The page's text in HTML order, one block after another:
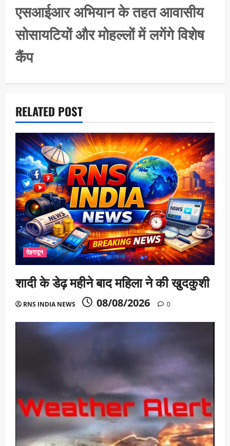
i
g
a
t
i
o
एसआईआर अभियान के तहत आवासीय
सोसायटियों और मोहल्लों में लगेंगे विशेष
कैंप
RELATED POST
देहरादून
शादी के डेढ़ महीने बाद महिला ने की खुदकुशी
RNS INDIA NEWS 08/08/2026 0